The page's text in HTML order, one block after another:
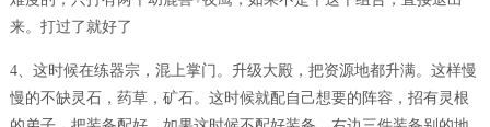
来。打过了就好了
4、这时候在练器宗，混上掌门。升级大殿，把资源地都升满。这样慢
慢的不缺灵石，药草，矿石。这时候就配自己想要的阵容，招有灵根